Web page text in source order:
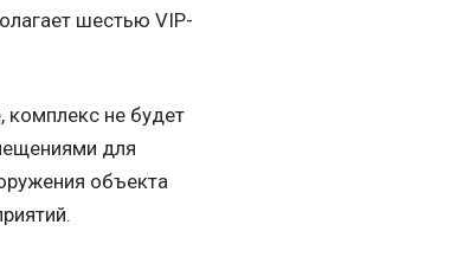
шестью VIP-
комплекс не будет
для
объекта